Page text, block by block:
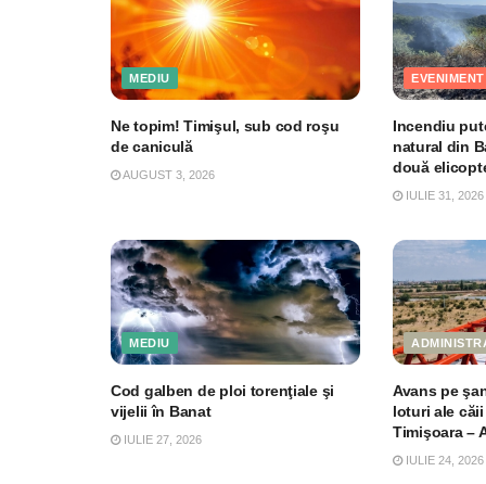
MEDIU
Ne topim! Timişul, sub cod roşu
de caniculă
AUGUST 3, 2026
EVENIMENT
Incendiu
natural din
două
IULIE 31, 2026
MEDIU
Cod galben de ploi torenţiale şi
vijelii în Banat
IULIE 27, 2026
Avans pe
loturi ale
Timişoara –
IULIE 24, 2026